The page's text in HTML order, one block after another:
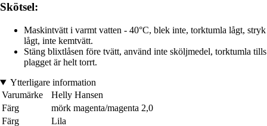
Skötsel:
Maskintvätt i varmt vatten - 40°C, blek inte, torktumla lågt, stryk
lågt, inte kemtvätt.
Stäng blixtlåsen före tvätt, använd inte sköljmedel, torktumla tills
plagget är helt torrt.
Ytterligare information
Varumärke
Helly Hansen
Färg
mörk magenta/magenta 2,0
Färg
Lila